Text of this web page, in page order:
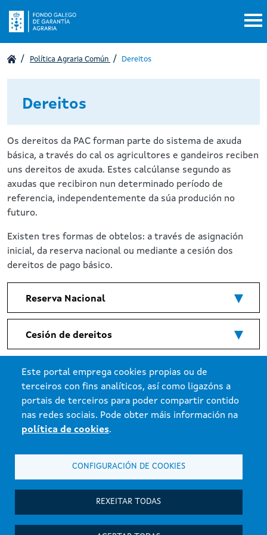
Este portal emprega cookies propias ou de
terceiros con fins analíticos, así como ligazóns a
portais de terceiros para poder compartir contido
nas redes sociais. Pode obter máis información na
política de cookies.
CONFIGURACIÓN DE COOKIES
REXEITAR TODAS
Política Agraria Común Dereitos
Dereitos
Os dereitos da PAC forman parte do sistema de axuda
básica, a través do cal os agricultores e gandeiros reciben
uns dereitos de axuda. Estes calcúlanse segundo as
axudas que recibiron nun determinado período de
referencia, independentemente da súa produción no
futuro.
Existen tres formas de obtelos: a través de asignación
inicial, da reserva nacional ou mediante a cesión dos
dereitos de pago básico.
Reserva Nacional
Cesión de dereitos
Xunta de Galicia. Información mantida e publicada na internet pola
Atención á cidadanía
Accesibilidade
Mapa do portal